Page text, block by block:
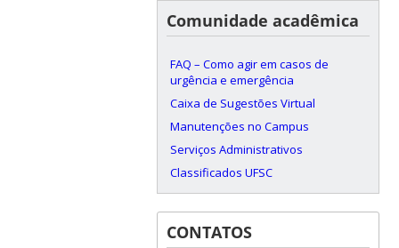
Comunidade acadêmica
FAQ – Como agir em casos de
urgência e emergência
Caixa de Sugestões Virtual
Manutenções no Campus
Serviços Administrativos
Classificados UFSC
CONTATOS